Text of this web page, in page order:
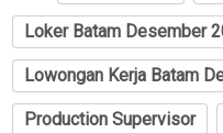
Loker Batam Desember
Lowongan Kerja Batam
Production Supervisor